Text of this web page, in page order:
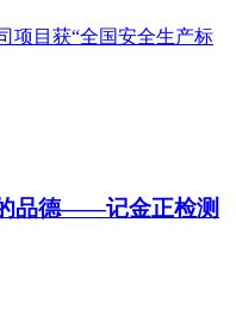
项目获“全国安全生产标
品德——记金正检测